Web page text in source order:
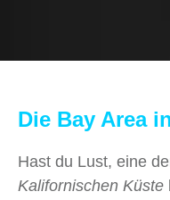
Die Bay Area
Hast du Lust, eine
Kalifornischen Küste